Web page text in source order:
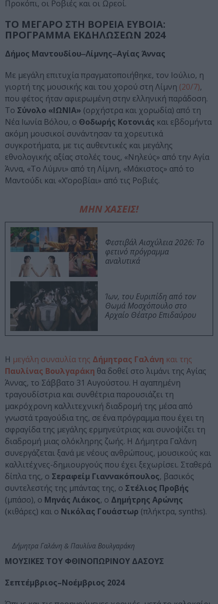
Προκόπι, οι Ροβιές και οι Ωρεοί.
ΤΟ ΜΕΓΑΡΟ ΣΤΗ ΒΟΡΕΙΑ ΕΥΒΟΙΑ:
ΠΡΟΓΡΑΜΜΑ ΕΚΔΗΛΩΣΕΩΝ 2024
Δήμος Μαντουδίου‒Λίμνης‒Αγίας Άννας
Με μεγάλη επιτυχία πραγματοποιήθηκε, τον Ιούλιο, η
γιορτή της μουσικής και του χορού στη Λίμνη (20/7),
που φέτος ήταν αφιερωμένη στην ελληνική παράδοση.
Το Σύνολο «ΙΩΝΙΑ» (ορχήστρα και χορωδία) από τη
Νέα Ιωνία Βόλου, ο Θοδωρής Κοτονιάς και εβδομήντα
ακόμη μουσικοί συνάντησαν τα χορευτικά
συγκροτήματα, με τις αυθεντικές και μεγάλης
εθνολογικής αξίας στολές τους, «Νηλεύς» από την Αγία
Άννα, «Το Λύμνι» από τη Λίμνη, «Μάκιστος» από το
Μαντούδι και «Χ’οροβίαι» από τις Ροβιές.
ΜΗΝ ΧΑΣΕΙΣ!
Φεστιβάλ Αισχύλεια 2026: Το
φετινό πρόγραμμα
αναλυτικά
Ίων, του Ευριπίδη από τον
Θωμά Μοσχόπουλο στο
Αρχαίο Θέατρο Επιδαύρου
Η μεγάλη συναυλία της Δήμητρας Γαλάνη και της
Παυλίνας Βουλγαράκη θα δοθεί στο λιμάνι της Αγίας
Άννας, το Σάββατο 31 Αυγούστου. Η αγαπημένη
τραγουδίστρια και συνθέτρια παρουσιάζει τη
μακρόχρονη καλλιτεχνική διαδρομή της μέσα από
γνωστά τραγούδια της, σε ένα πρόγραμμα που έχει τη
σφραγίδα της μεγάλης ερμηνεύτριας και συνοψίζει τη
διαδρομή μιας ολόκληρης ζωής. Η Δήμητρα Γαλάνη
συνεργάζεται ξανά με νέους ανθρώπους, μουσικούς και
καλλιτέχνες-δημιουργούς που έχει ξεχωρίσει. Σταθερά
δίπλα της, ο Σεραφείμ Γιαννακόπουλος, βασικός
συντελεστής της μπάντας της, ο Στέλιος Προβής
(μπάσο), ο Μηνάς Λιάκος, ο Δημήτρης Αρώνης
(κιθάρες) και ο Νικόλας Γουάστωρ (πλήκτρα, synths).
Δήμητρα Γαλάνη & Παυλίνα Βουλγαράκη
ΜΟΥΣΙΚΕΣ ΤΟΥ ΦΘΙΝΟΠΩΡΙΝΟΥ ΔΑΣΟΥΣ
Σεπτέμβριος–Νοέμβριος 2024